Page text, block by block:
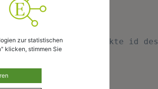
//hier muss die korrekte id des
zur statistischen
klicken, stimmen Sie